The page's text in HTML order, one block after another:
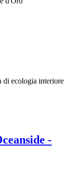
di ecologia interiore
-